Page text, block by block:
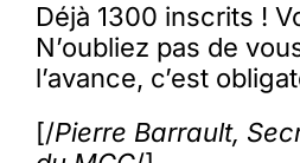
Déjà 1300 inscrits !
N’oubliez pas de
l’avance, c’est
[/Pierre Barrault,